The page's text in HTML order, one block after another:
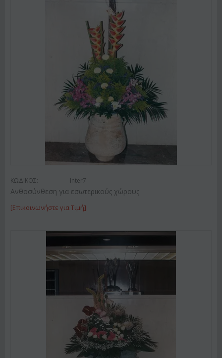
ΚΩΔΙΚΟΣ: Inter7
Ανθοσύνθεση για εσωτερικούς χώρους
[Επικοινωνήστε για Τιμή]